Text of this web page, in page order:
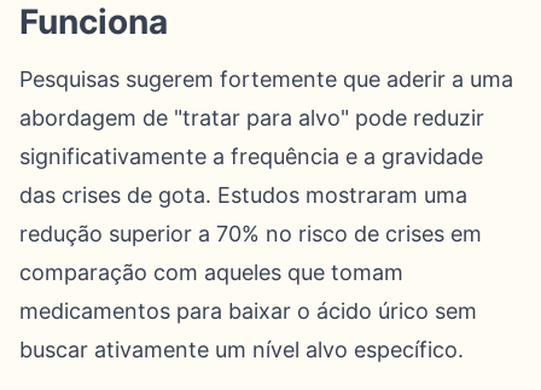
Funciona
Pesquisas sugerem fortemente que aderir a uma
abordagem de "tratar para alvo" pode reduzir
significativamente a frequência e a gravidade
das crises de gota. Estudos mostraram uma
redução superior a 70% no risco de crises em
comparação com aqueles que tomam
medicamentos para baixar o ácido úrico sem
buscar ativamente um nível alvo específico.